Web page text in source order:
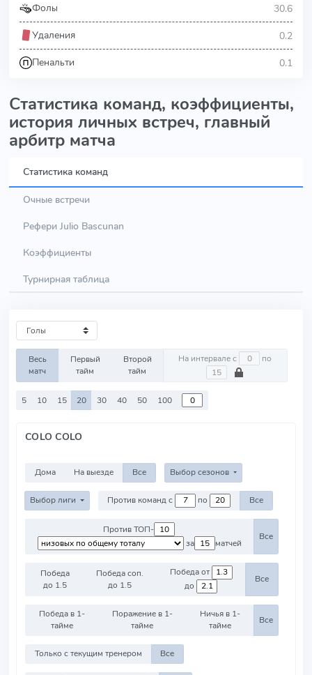
Фолы 30.6
Удаления 0.2
Пенальти 0.1
Статистика команд, коэффициенты,
история личных встреч, главный
арбитр матча
Статистика команд
Очные встречи
Рефери Julio Bascunan
Коэффициенты
Турнирная таблица
Весь
матч
Первый
тайм
Второй
тайм
На интервале с по
5 10 15 20 30 40 50 100
COLO COLO
Дома На выезде Все Выбор сезонов
Выбор лиги Против команд с по Все
Против ТОП-
за
матчей
Все
Победа
до 1.5
Победа соп.
до 1.5
Победа от
до
Все
Победа в 1-
тайме
Поражение в 1-
тайме
Ничья в 1-
тайме
Все
Только с текущим тренером Все